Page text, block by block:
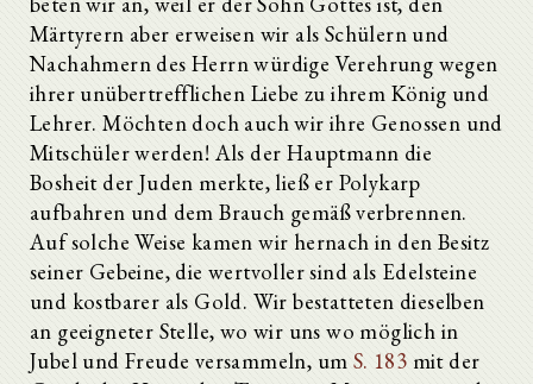
Märtyrern aber erweisen wir als Schülern und
Nachahmern des Herrn würdige Verehrung wegen
ihrer unübertrefflichen Liebe zu ihrem König und
Lehrer. Möchten doch auch wir ihre Genossen und
Mitschüler werden! Als der Hauptmann die
Bosheit der Juden merkte, ließ er Polykarp
aufbahren und dem Brauch gemäß verbrennen.
Auf solche Weise kamen wir hernach in den Besitz
seiner Gebeine, die wertvoller sind als Edelsteine
und kostbarer als Gold. Wir bestatteten dieselben
an geeigneter Stelle, wo wir uns wo möglich in
Jubel und Freude versammeln, um S. 183 mit der